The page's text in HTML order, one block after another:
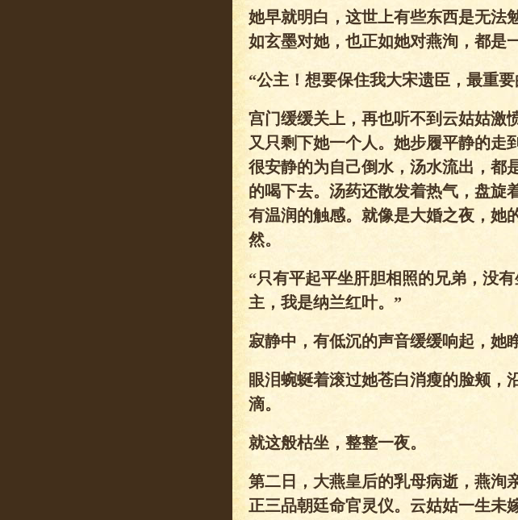
她早就明白，这世上有些东西是无法
如玄墨对她，也正如她对燕洵，都是
“公主！想要保住我大宋遗臣，最重
宫门缓缓关上，再也听不到云姑姑激
又只剩下她一个人。她步履平静的走
很安静的为自己倒水，汤水流出，都
的喝下去。汤药还散发着热气，盘旋
有温润的触感。就像是大婚之夜，她
然。
“只有平起平坐肝胆相照的兄弟，没
主，我是纳兰红叶。”
寂静中，有低沉的声音缓缓响起，她
眼泪蜿蜒着滚过她苍白消瘦的脸颊，
滴。
就这般枯坐，整整一夜。
第二日，大燕皇后的乳母病逝，燕洵
正三品朝廷命官灵仪。云姑姑一生未